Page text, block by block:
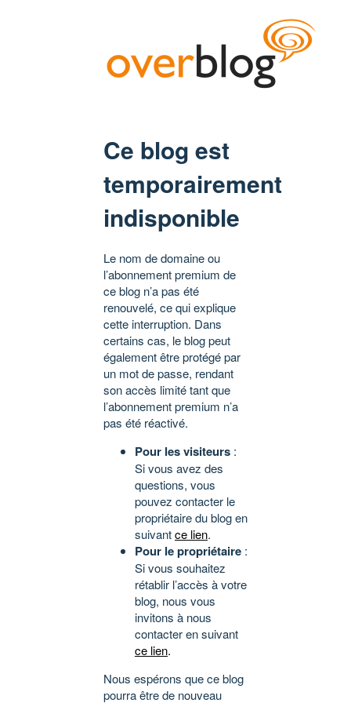
Ce blog est
temporairement
indisponible
Le nom de domaine ou
l’abonnement premium de
ce blog n’a pas été
renouvelé, ce qui explique
cette interruption. Dans
certains cas, le blog peut
également être protégé par
un mot de passe, rendant
son accès limité tant que
l’abonnement premium n’a
pas été réactivé.
Pour les visiteurs :
Si vous avez des
questions, vous
pouvez contacter le
propriétaire du blog en
suivantce lien.
Pour le propriétaire :
Si vous souhaitez
rétablir l’accès à votre
blog, nous vous
invitons à nous
contacter en suivant
ce lien.
Nous espérons que ce blog
pourra être de nouveau